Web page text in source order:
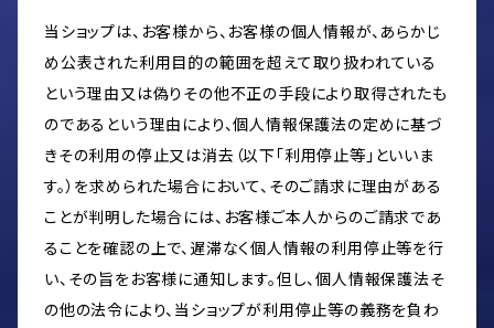
当ショップは、お客様から、お客様の個人情報が、あらかじ
め公表された利用目的の範囲を超えて取り扱われている
という理由又は偽りその他不正の手段により取得されたも
のであるという理由により、個人情報保護法の定めに基づ
きその利用の停止又は消去（以下「利用停止等」といいま
す。）を求められた場合において、そのご請求に理由がある
ことが判明した場合には、お客様ご本人からのご請求であ
ることを確認の上で、遅滞なく個人情報の利用停止等を行
い、その旨をお客様に通知します。但し、個人情報保護法そ
の他の法令により、当ショップが利用停止等の義務を負わ